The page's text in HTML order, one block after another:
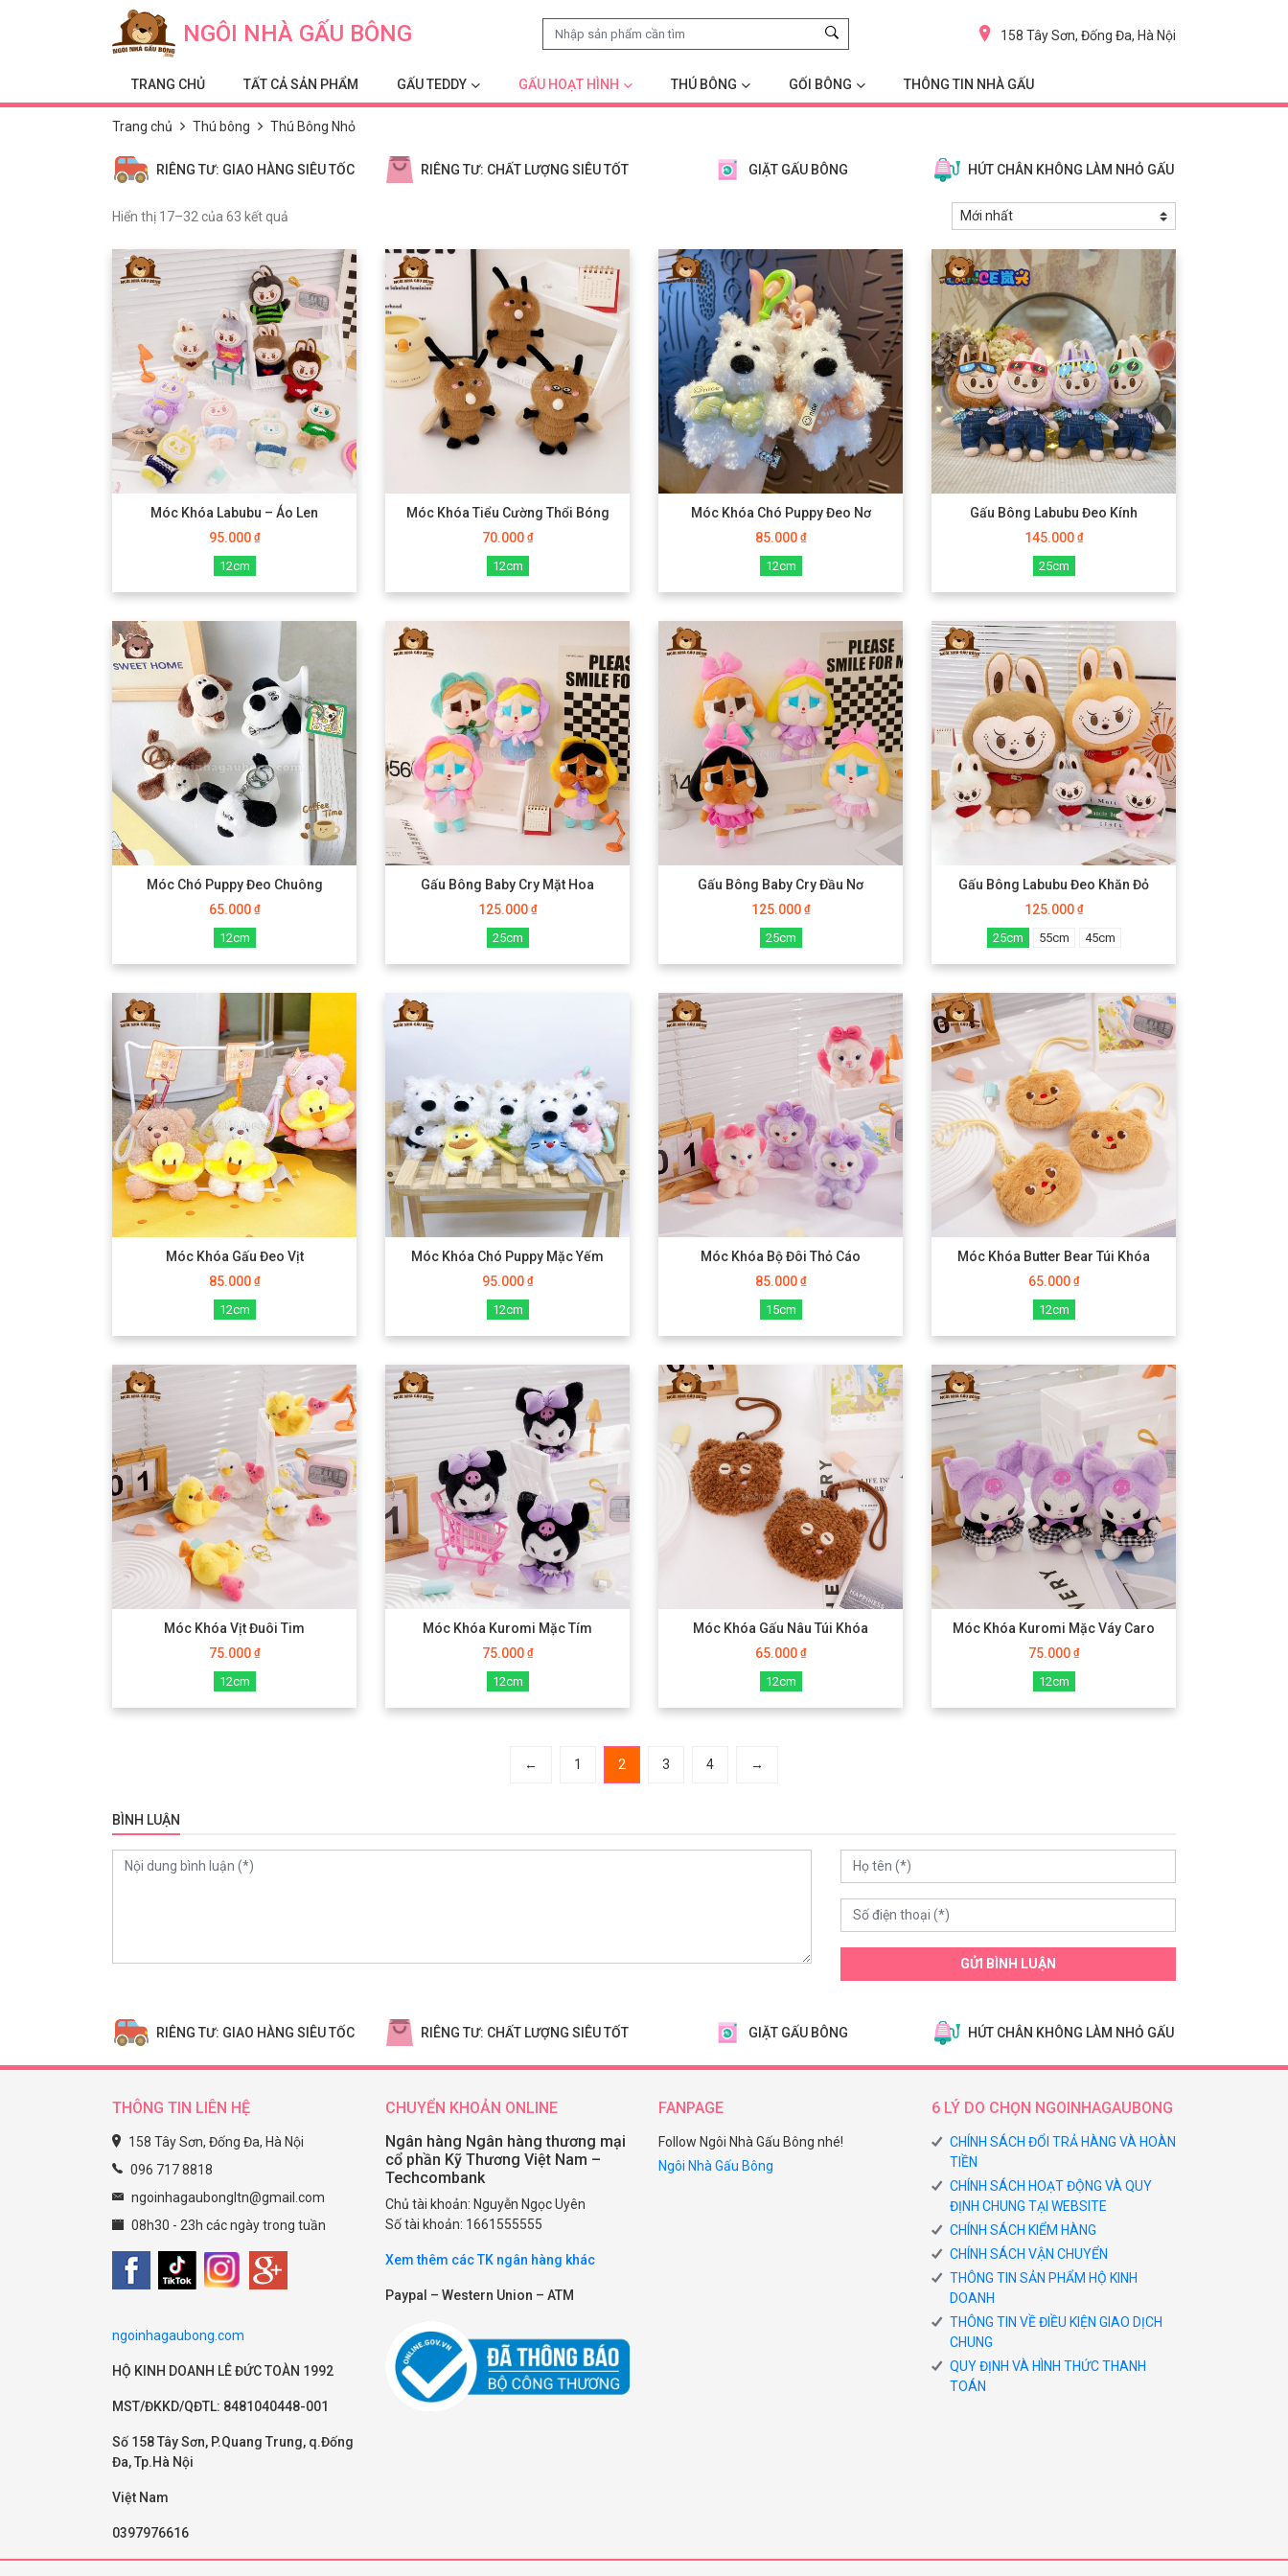
NGÔI NHÀ GẤU BÔNG 158 Tây Sơn, Đống Đa, Hà Nội
TRANG CHỦ TẤT CẢ SẢN PHẨM GẤU TEDDY GẤU HOẠT HÌNH THÚ BÔNG GỐI BÔNG THÔNG TIN NHÀ GẤU
Trang chủ Thú bông Thú Bông Nhỏ
RIÊNG TƯ: GIAO HÀNG SIÊU TỐC RIÊNG TƯ: CHẤT LƯỢNG SIÊU TỐT GIẶT GẤU BÔNG HÚT CHÂN KHÔNG LÀM NHỎ GẤU
Hiển thị 17–32 của 63 kết quả
Móc Khóa Labubu – Áo Len
95.000 ₫
12cm
Móc Khóa Tiểu Cường Thổi Bóng
70.000 ₫
12cm
Móc Khóa Chó Puppy Đeo Nơ
85.000 ₫
12cm
Gấu Bông Labubu Đeo Kính
145.000 ₫
25cm
Móc Chó Puppy Đeo Chuông
65.000 ₫
12cm
Gấu Bông Baby Cry Mặt Hoa
125.000 ₫
25cm
Gấu Bông Baby Cry Đầu Nơ
125.000 ₫
25cm
Gấu Bông Labubu Đeo Khăn Đỏ
125.000 ₫
25cm 55cm 45cm
Móc Khóa Gấu Đeo Vịt
85.000 ₫
12cm
Móc Khóa Chó Puppy Mặc Yếm
95.000 ₫
12cm
Móc Khóa Bộ Đôi Thỏ Cáo
85.000 ₫
15cm
Móc Khóa Butter Bear Túi Khóa
65.000 ₫
12cm
Móc Khóa Vịt Đuôi Tim
75.000 ₫
12cm
Móc Khóa Kuromi Mặc Tím
75.000 ₫
12cm
Móc Khóa Gấu Nâu Túi Khóa
65.000 ₫
12cm
Móc Khóa Kuromi Mặc Váy Caro
75.000 ₫
12cm
← 1 2 3 4 →
BÌNH LUẬN
GỬI BÌNH LUẬN
RIÊNG TƯ: GIAO HÀNG SIÊU TỐC RIÊNG TƯ: CHẤT LƯỢNG SIÊU TỐT GIẶT GẤU BÔNG HÚT CHÂN KHÔNG LÀM NHỎ GẤU
THÔNG TIN LIÊN HỆ
158 Tây Sơn, Đống Đa, Hà Nội
096 717 8818
ngoinhagaubongltn@gmail.com
08h30 - 23h các ngày trong tuần
ngoinhagaubong.com
HỘ KINH DOANH LÊ ĐỨC TOÀN 1992
MST/ĐKKD/QĐTL: 8481040448-001
Số 158 Tây Sơn, P.Quang Trung, q.Đống
Đa, Tp.Hà Nội
Việt Nam
0397976616
CHUYỂN KHOẢN ONLINE
Ngân hàng Ngân hàng thương mại
cổ phần Kỹ Thương Việt Nam –
Techcombank
Chủ tài khoản: Nguyễn Ngọc Uyên
Số tài khoản: 1661555555
Xem thêm các TK ngân hàng khác
Paypal – Western Union – ATM
FANPAGE
Follow Ngôi Nhà Gấu Bông nhé!
Ngôi Nhà Gấu Bông
6 LÝ DO CHỌN NGOINHAGAUBONG
CHÍNH SÁCH ĐỔI TRẢ HÀNG VÀ HOÀN
TIỀN
CHÍNH SÁCH HOẠT ĐỘNG VÀ QUY
ĐỊNH CHUNG TẠI WEBSITE
CHÍNH SÁCH KIỂM HÀNG
CHÍNH SÁCH VẬN CHUYỂN
THÔNG TIN SẢN PHẨM HỘ KINH
DOANH
THÔNG TIN VỀ ĐIỀU KIỆN GIAO DỊCH
CHUNG
QUY ĐỊNH VÀ HÌNH THỨC THANH
TOÁN